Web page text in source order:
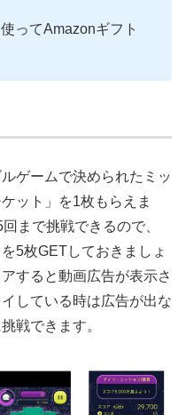
ってAmazonギフト
ゲームで決められたミッ
ット」を1枚もらえま
まで挑戦できるので、
5枚GETしておきましょ
すると動画広告が表示さ
している時は広告が出な
戦できます。